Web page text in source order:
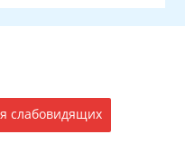
слабовидящих